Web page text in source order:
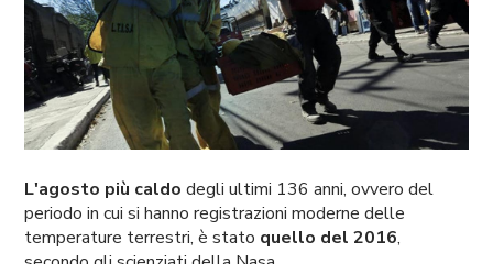
L'agosto più caldo degli ultimi 136 anni, ovvero del
periodo in cui si hanno registrazioni moderne delle
temperature terrestri, è stato quello del 2016,